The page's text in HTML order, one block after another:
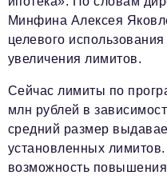
Минфина Алексея
целевого
увеличения лимитов.
Сейчас лимиты по
млн рублей в
средний размер
установленных
возможность